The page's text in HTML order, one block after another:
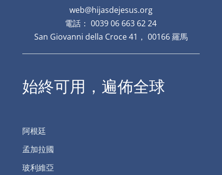
web@hijasdejesus.org
電話： 0039 06 663 62 24
San Giovanni della Croce 41， 00166 羅馬
始終可用，遍佈全球
阿根廷
孟加拉國
玻利維亞